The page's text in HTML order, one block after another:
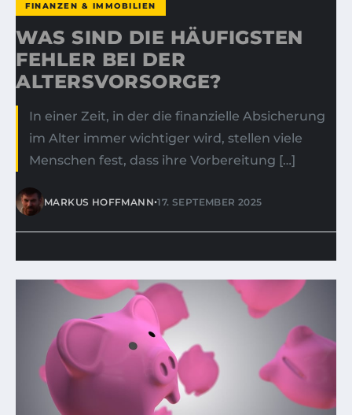
FINANZEN & IMMOBILIEN
WAS SIND DIE HÄUFIGSTEN
FEHLER BEI DER
ALTERSVORSORGE?
In einer Zeit, in der die finanzielle Absicherung
im Alter immer wichtiger wird, stellen viele
Menschen fest, dass ihre Vorbereitung […]
MARKUS HOFFMANN•17. SEPTEMBER 2025